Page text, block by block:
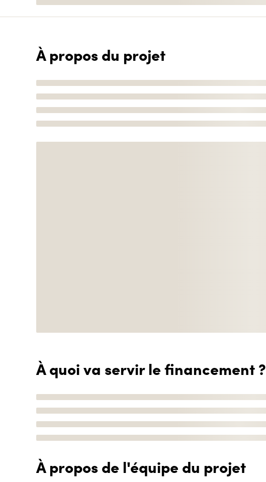
À propos du projet
À quoi va servir le financement ?
À propos de l'équipe du projet